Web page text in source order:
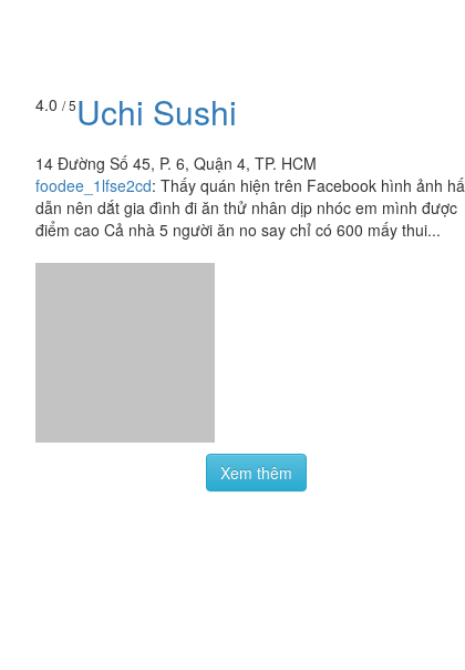
4.0 / 5Uchi Sushi
14 Đường Số 45, P. 6, Quận 4, TP. HCM